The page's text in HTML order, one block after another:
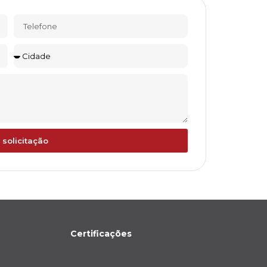
solicitação
Certificações